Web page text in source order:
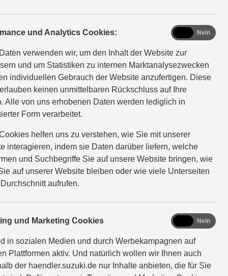
und Analytics Cookies:
verwenden wir, um den Inhalt der Website zur
und um Statistiken zu internen Marktanalysezwecken
individuellen Gebrauch der Website anzufertigen. Diese
keinen unmittelbaren Rückschluss auf Ihre
Alle von uns erhobenen Daten werden lediglich in
Form verarbeitet.
helfen uns zu verstehen, wie Sie mit unserer
interagieren, indem sie Daten darüber liefern, welche
und Suchbegriffe Sie auf unsere Website bringen, wie
auf unserer Website bleiben oder wie viele Unterseiten
aufrufen.
analyticsNein
und Marketing Cookies
in sozialen Medien und durch Werbekampagnen auf
Plattformen aktiv. Und natürlich wollen wir Ihnen auch
der haendler.suzuki.de nur Inhalte anbieten, die für Sie
marketing
Nein
Ihre Email-Adresse
Ihre Identität nicht
GMBH, Suzuki-Allee 7,